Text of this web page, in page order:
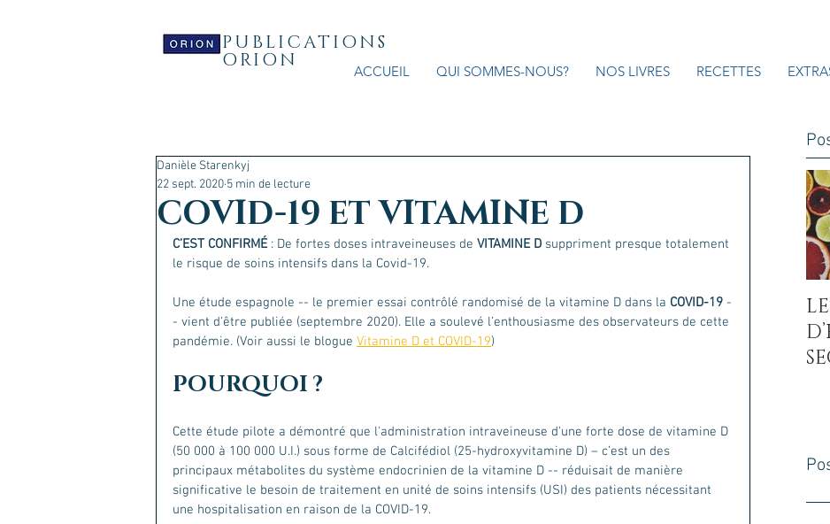
PUBLICATIONS
ORION ACCUEIL QUI SOMMES-NOUS? NOS LIVRES RECETTES
COVID-19 ET VITAMINE D
Danièle Starenkyj
22 sept. 2020 5 min de lecture
C’EST CONFIRMÉ : De fortes doses intraveineuses de VITAMINE D suppriment presque totalement
le risque de soins intensifs dans la Covid-19.
Une étude espagnole -- le premier essai contrôlé randomisé de la vitamine D dans la COVID-19 -
- vient d'être publiée (septembre 2020). Elle a soulevé l’enthousiasme des observateurs de cette
pandémie. (Voir aussi le blogue Vitamine D et COVID-19)
POURQUOI ?
Cette étude pilote a démontré que l'administration intraveineuse d'une forte dose de vitamine D
(50 000 à 100 000 U.I.) sous forme de Calcifédiol (25-hydroxyvitamine D) – c’est un des
principaux métabolites du système endocrinien de la vitamine D -- réduisait de manière
significative le besoin de traitement en unité de soins intensifs (USI) des patients nécessitant
une hospitalisation en raison de la COVID-19.